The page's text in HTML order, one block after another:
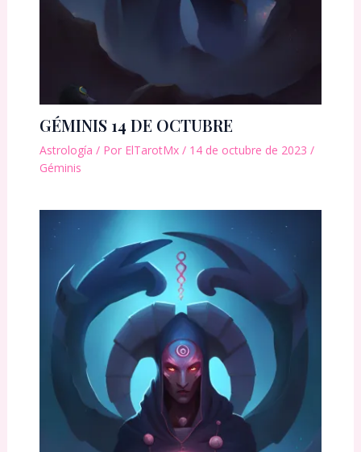
GÉMINIS 14 DE OCTUBRE
Astrología / Por ElTarotMx / 14 de octubre de 2023 /
Géminis